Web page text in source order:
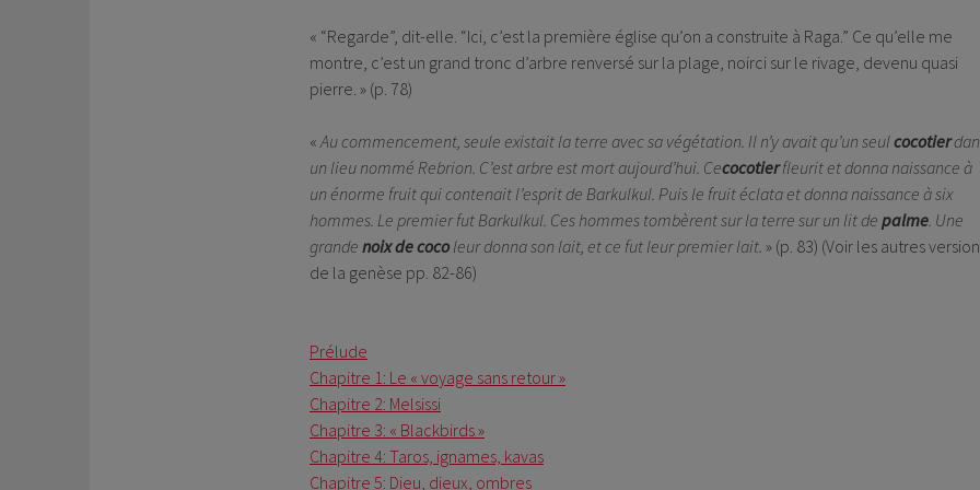
« “Regarde”, dit-elle. “Ici, c’est la première église qu’on a construite à Raga.” Ce qu’elle me
montre, c’est un grand tronc d’arbre renversé sur la plage, noirci sur le rivage, devenu quasi
pierre. » (p. 78)
«Au commencement, seule existait la terre avec sa végétation. Il n’y avait qu’un seulcocotier
un lieu nommé Rebrion. C’est arbre est mort aujourd’hui. Cecocotierfleurit et donna naissance à
un énorme fruit qui contenait l’esprit de Barkulkul. Puis le fruit éclata et donna naissance à six
hommes. Le premier fut Barkulkul. Ces hommes tombèrent sur la terre sur un lit de palme. Une
grande noix de coco leur donna son lait, et ce fut leur premier lait. » (p. 83) (Voir les autres
de la genèse pp. 82-86)
Prélude
Chapitre 1: Le « voyage sans retour »
Chapitre 2: Melsissi
Chapitre 3: « Blackbirds »
Chapitre 4: Taros, ignames, kavas
Chapitre 5: Dieu, dieux, ombres